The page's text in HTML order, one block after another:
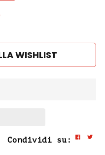
WISHLIST
Condividi su: